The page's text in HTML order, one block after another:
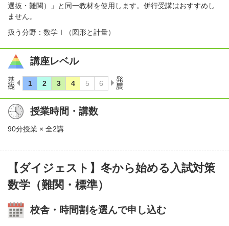
選抜・難関）」と同一教材を使用します。併行受講はおすすめし
ません。
扱う分野：数学Ⅰ（図形と計量）
講座レベル
授業時間・講数
90分授業 × 全2講
【ダイジェスト】冬から始める入試対策
数学（難関・標準）
校舎・時間割を選んで申し込む